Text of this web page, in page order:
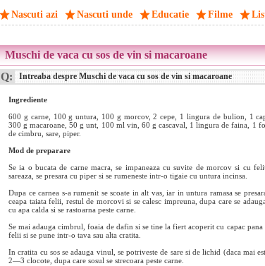
Nascuti azi Nascuti unde Educatie Filme
Muschi de vaca cu sos de vin si macaroane
Q: Intreaba despre Muschi de vaca cu sos de vin si macaroane
Ingrediente
600 g carne, 100 g untura, 100 g morcov, 2 cepe, 1 lingura de bulion, 1
300 g macaroane, 50 g unt, 100 ml vin, 60 g cascaval, 1 lingura de faina, 1
de cimbru, sare, piper.
Mod de preparare
Se ia o bucata de carne macra, se impaneaza cu suvite de morcov si cu
sareaza, se presara cu piper si se rumeneste intr-o tigaie cu untura incinsa.
Dupa ce carnea s-a rumenit se scoate in alt vas, iar in untura ramasa se
ceapa taiata felii, restul de morcovi si se calesc impreuna, dupa care se
cu apa calda si se rastoarna peste carne.
Se mai adauga cimbrul, foaia de dafin si se tine la fiert acoperit cu capac pana
felii si se pune intr-o tava sau alta cratita.
In cratita cu sos se adauga vinul, se potriveste de sare si de lichid (daca mai
2—3 clocote, dupa care sosul se strecoara peste carne.